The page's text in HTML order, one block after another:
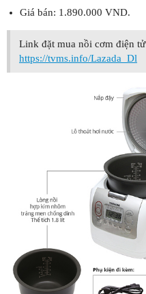
Giá bán: 1.890.000 VND.
Link đặt mua nồi cơm điện
https://tvms.info/Lazada_Dl